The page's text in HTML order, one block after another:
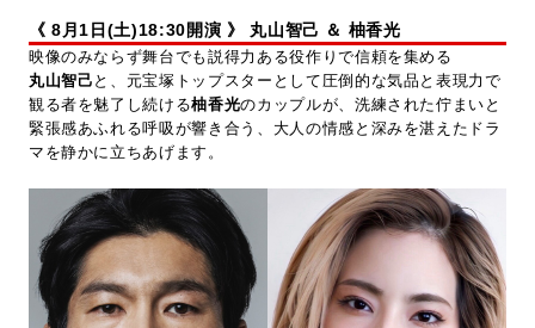
《 8月1日(土)18:30開演 》 丸山智己 ＆ 柚香光
映像のみならず舞台でも説得力ある役作りで信頼を集める
丸山智己 と、元宝塚トップスターとして圧倒的な気品と表現力で
観る者を魅了し続ける柚香光のカップルが、洗練された佇まいと
緊張感あふれる呼吸が響き合う、大人の情感と深みを湛えたドラ
マを静かに立ちあげます。